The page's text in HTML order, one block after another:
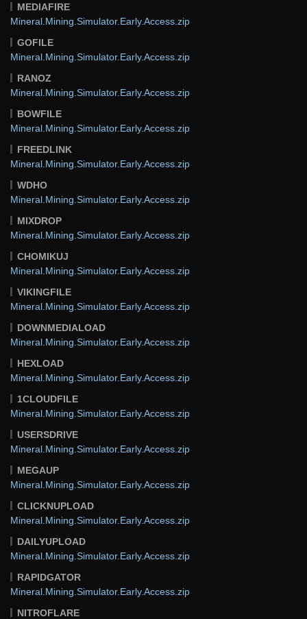
MEDIAFIRE
Mineral.Mining.Simulator.Early.Access.zip
GOFILE
Mineral.Mining.Simulator.Early.Access.zip
RANOZ
Mineral.Mining.Simulator.Early.Access.zip
BOWFILE
Mineral.Mining.Simulator.Early.Access.zip
FREEDLINK
Mineral.Mining.Simulator.Early.Access.zip
WDHO
Mineral.Mining.Simulator.Early.Access.zip
MIXDROP
Mineral.Mining.Simulator.Early.Access.zip
CHOMIKUJ
Mineral.Mining.Simulator.Early.Access.zip
VIKINGFILE
Mineral.Mining.Simulator.Early.Access.zip
DOWNMEDIALOAD
Mineral.Mining.Simulator.Early.Access.zip
HEXLOAD
Mineral.Mining.Simulator.Early.Access.zip
1CLOUDFILE
Mineral.Mining.Simulator.Early.Access.zip
USERSDRIVE
Mineral.Mining.Simulator.Early.Access.zip
MEGAUP
Mineral.Mining.Simulator.Early.Access.zip
CLICKNUPLOAD
Mineral.Mining.Simulator.Early.Access.zip
DAILYUPLOAD
Mineral.Mining.Simulator.Early.Access.zip
RAPIDGATOR
Mineral.Mining.Simulator.Early.Access.zip
NITROFLARE